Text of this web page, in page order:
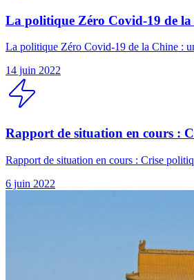
La politique Zéro Covid-19 de
La politique Zéro Covid-19 de la Chine :
14 juin 2022
Rapport de situation en cours :
Rapport de situation en cours : Crise
6 juin 2022